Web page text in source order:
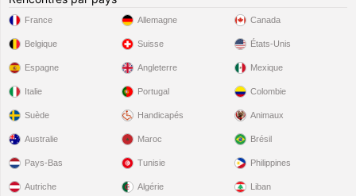
France
Belgique
Espagne
Italie
Suède
Allemagne
Suisse
Angleterre
Portugal
Handicapés
Canada
États-Unis
Mexique
Colombie
Animaux
Australie
Pays-Bas
Autriche
Maroc
Tunisie
Algérie
Brésil
Philippines
Liban